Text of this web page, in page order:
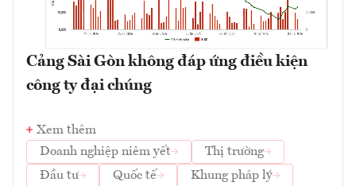
Cảng Sài Gòn không đáp ứng điều kiện
công ty đại chúng
Xem thêm
Doanh nghiệp niêm yết
Thị trường
Đầu tư
Quốc tế Khung pháp lý